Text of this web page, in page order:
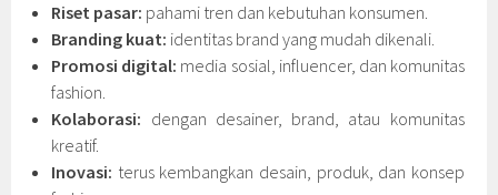
Riset pasar: pahami tren dan kebutuhan konsumen.
Branding kuat: identitas brand yang mudah dikenali.
Promosi digital: media sosial, influencer, dan komunitas
fashion.
Kolaborasi: dengan desainer, brand, atau komunitas
kreatif.
Inovasi: terus kembangkan desain, produk, dan konsep